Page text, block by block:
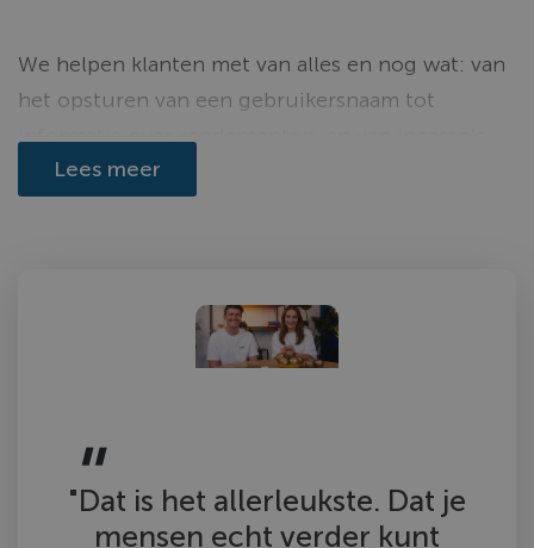
We helpen klanten met van alles en nog wat: van
het opsturen van een gebruikersnaam tot
informatie over rendementen, en van incasso’s
tot jaarruimte. Alle nieuwe medewerkers krijgen
Wat de klantenservice zo leuk maakt is de ruimte
interessante cases tegen. Omdat het een jong
team is, heerst er een gezellig informele sfeer. Al
wordt er zeker óók hard gewerkt.
Lees meer
"Dat is het allerleukste. Dat je
mensen echt verder kunt